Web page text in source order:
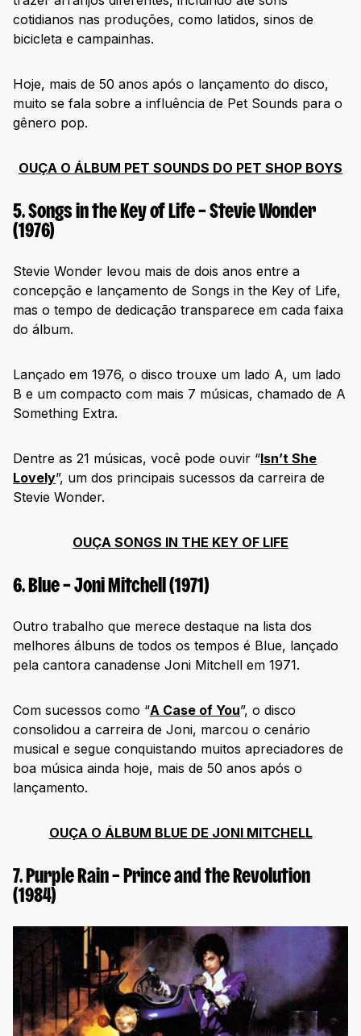
107. Marquee Moon – Television (1977)
108. When the Pawn… – Fiona Apple (1999)
110. Court and Spark – Joni Mitchell (1974)
111. Control – Janet Jackson (1986)
112. Goodbye Yellow Brick Road – Elton John (1973)
113. The Queen Is Dead – The Smiths (1986)
115. good kid, m.A.A.d city – Kendrick Lamar (2012)
116. Disintegration – The Cure (1989)
118. Hotel California – The Eagles (1976)
119. Stand! – Sly and the Family Stone (1969)
120. Moondance – Van Morrison (1970)
122. The Downward Spiral – Nine Inch Nails (1994)
123. Led Zeppelin II – Led Zeppelin (1969)
125. Paul’s Boutique – Beastie Boys (1989)
126. My Life – Mary J. Blige (1994)
129. The Wall – Pink Floyd (1979)
131. Dummy – Portishead (1994)
132. 40 Greatest Hits – Hank Williams (1978)
134. The Score – Fugees (1996)
135. The Joshua Tree – U2 (1987)
136. Maggot Brain – Funkadelic (1971)
137. 21 – Adele (2011)
139. Paranoid – Black Sabbath (1970)
140. Catch a Fire – Bob Marley and the Wailers (1973)
141. Doolittle – Pixies (1989)
143. The Velvet Underground – The Velvet Underground
(1969)
144. Physical Graffiti – Led Zeppelin (1975)
145. The Marshall Mathers LP – Eminem (2000)
146. Parallel Lines – Blondie (1978)
cotidianos nas produções, como latidos, sinos de
bicicleta e campainhas.
Hoje, mais de 50 anos após o lançamento do disco,
muito se fala sobre a influência de Pet Sounds para o
gênero pop.
OUÇA O ÁLBUM PET SOUNDS DO PET SHOP BOYS
5. Songs in the Key of Life – Stevie Wonder
(1976)
Stevie Wonder levou mais de dois anos entre a
concepção e lançamento de Songs in the Key of Life,
mas o tempo de dedicação transparece em cada faixa
do álbum.
Lançado em 1976, o disco trouxe um lado A, um lado
B e um compacto com mais 7 músicas, chamado de A
Something Extra.
Dentre as 21 músicas, você pode ouvir “Isn’t She
Lovely”, um dos principais sucessos da carreira de
Stevie Wonder.
OUÇA SONGS IN THE KEY OF LIFE
6. Blue – Joni Mitchell (1971)
Outro trabalho que merece destaque na lista dos
melhores álbuns de todos os tempos é Blue, lançado
pela cantora canadense Joni Mitchell em 1971.
Com sucessos como “A Case of You”, o disco
consolidou a carreira de Joni, marcou o cenário
musical e segue conquistando muitos apreciadores de
boa música ainda hoje, mais de 50 anos após o
lançamento.
OUÇA O ÁLBUM BLUE DE JONI MITCHELL
7. Purple Rain – Prince and the Revolution
(1984)